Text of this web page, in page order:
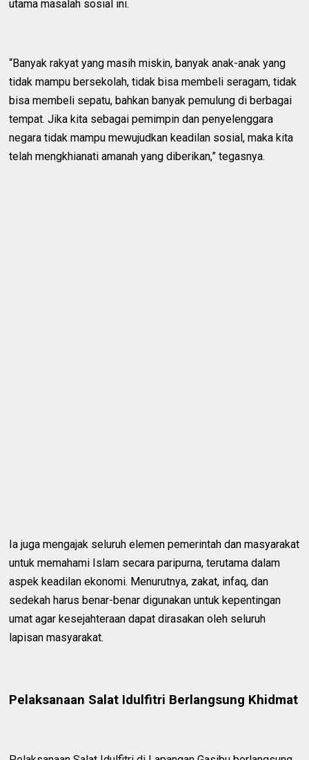
utama masalah sosial ini.
“Banyak rakyat yang masih miskin, banyak anak-anak yang
tidak mampu bersekolah, tidak bisa membeli seragam, tidak
bisa membeli sepatu, bahkan banyak pemulung di berbagai
tempat. Jika kita sebagai pemimpin dan penyelenggara
negara tidak mampu mewujudkan keadilan sosial, maka kita
telah mengkhianati amanah yang diberikan,” tegasnya.
Ia juga mengajak seluruh elemen pemerintah dan masyarakat
untuk memahami Islam secara paripurna, terutama dalam
aspek keadilan ekonomi. Menurutnya, zakat, infaq, dan
sedekah harus benar-benar digunakan untuk kepentingan
umat agar kesejahteraan dapat dirasakan oleh seluruh
lapisan masyarakat.
Pelaksanaan Salat Idulfitri Berlangsung Khidmat